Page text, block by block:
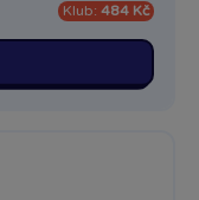
Klub: 484 Kč